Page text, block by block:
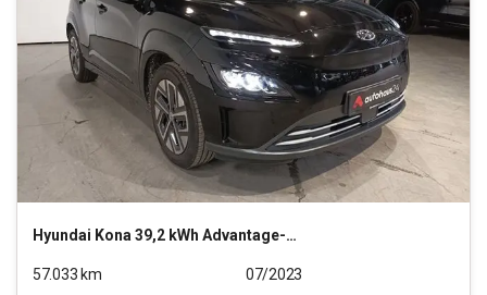
Hyundai Kona 39,2 kWh Advantage-Paket
57.033 km
07/2023